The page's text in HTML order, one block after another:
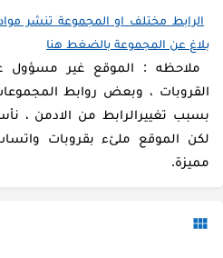
الرابط مختلف او المجموعة تنشر
بلاغ عن المجموعة بالضغط هنا
ملاحظه : الموقع غير مسؤول
القروبات ، وبعض روابط
بسبب تغييرالرابط من الادمن ،
لكن الموقع ملئء بقروبات
مميزة.